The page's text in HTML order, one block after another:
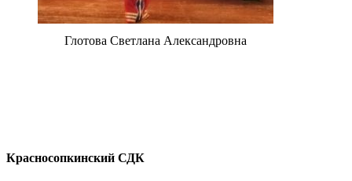
Глотова Светлана Александровна
Красносопкинский СДК